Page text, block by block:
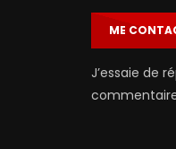
ME
J’essaie de